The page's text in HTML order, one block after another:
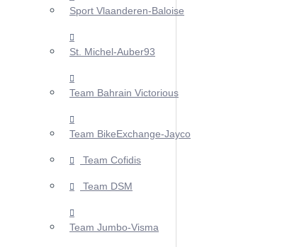
Sport Vlaanderen-Baloise
St. Michel-Auber93
Team Bahrain Victorious
Team BikeExchange-Jayco
Team Cofidis
Team DSM
Team Jumbo-Visma